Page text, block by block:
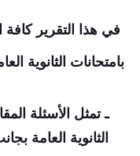
في هذا التقرير كافة
بامتحانات الثانوية العامة 2023، على النحو
الثانوية العامة